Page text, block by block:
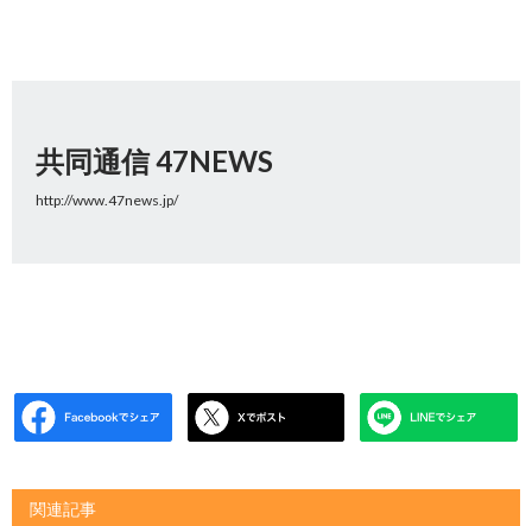
共同通信 47NEWS
http://www.47news.jp/
関連記事